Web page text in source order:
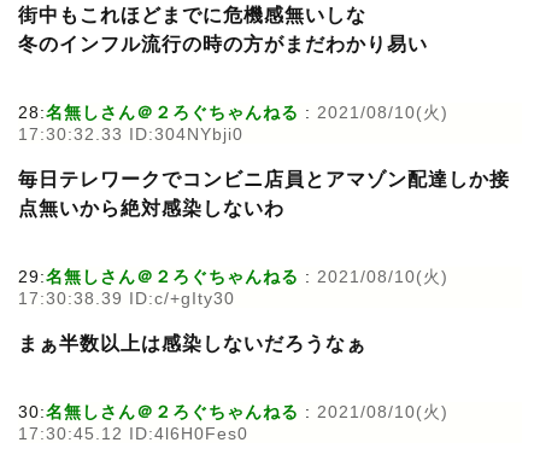
街中もこれほどまでに危機感無いしな
冬のインフル流行の時の方がまだわかり易い
28:名無しさん＠２ろぐちゃんねる : 2021/08/10(火)
17:30:32.33 ID:304NYbji0
毎日テレワークでコンビニ店員とアマゾン配達しか接
点無いから絶対感染しないわ
29:名無しさん＠２ろぐちゃんねる : 2021/08/10(火)
17:30:38.39 ID:c/+gIty30
まぁ半数以上は感染しないだろうなぁ
30:名無しさん＠２ろぐちゃんねる : 2021/08/10(火)
17:30:45.12 ID:4l6H0Fes0